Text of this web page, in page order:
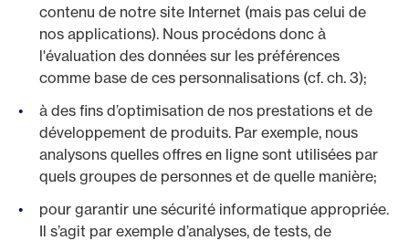
contenu de notre site Internet (mais pas celui de
nos applications). Nous procédons donc à
l'évaluation des données sur les préférences
comme base de ces personnalisations (cf. ch. 3);
à des fins d’optimisation de nos prestations et de
développement de produits. Par exemple, nous
analysons quelles offres en ligne sont utilisées par
quels groupes de personnes et de quelle manière;
pour garantir une sécurité informatique appropriée.
Il s’agit par exemple d’analyses, de tests, de